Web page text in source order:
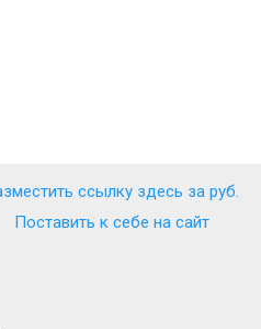
ссылку здесь за руб.
Поставить к себе на сайт